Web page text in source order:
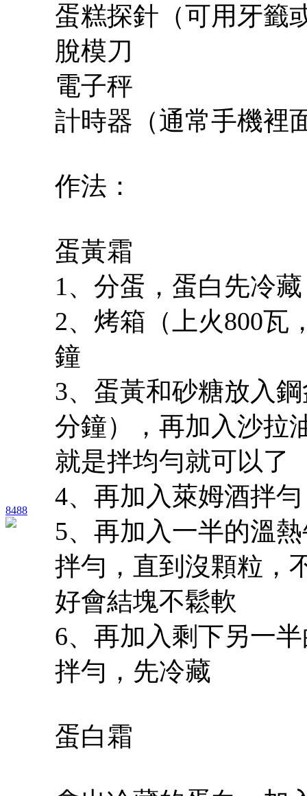
8488
蛋糕探針（可用牙籤
脫模刀
電子秤
計時器（通常手機裡
作法：
蛋黃霜
1、分蛋，蛋白先冷
2、烤箱（上火800瓦
鐘
3、蛋黃和砂糖放入
分鐘），再加入沙拉
就是拌均勻就可以了
4、再加入萊姆酒拌勻
5、再加入一半的溫
拌勻，直到沒顆粒，
好會結塊不鬆軟
6、再加入剩下另一
拌勻，先冷藏
蛋白霜